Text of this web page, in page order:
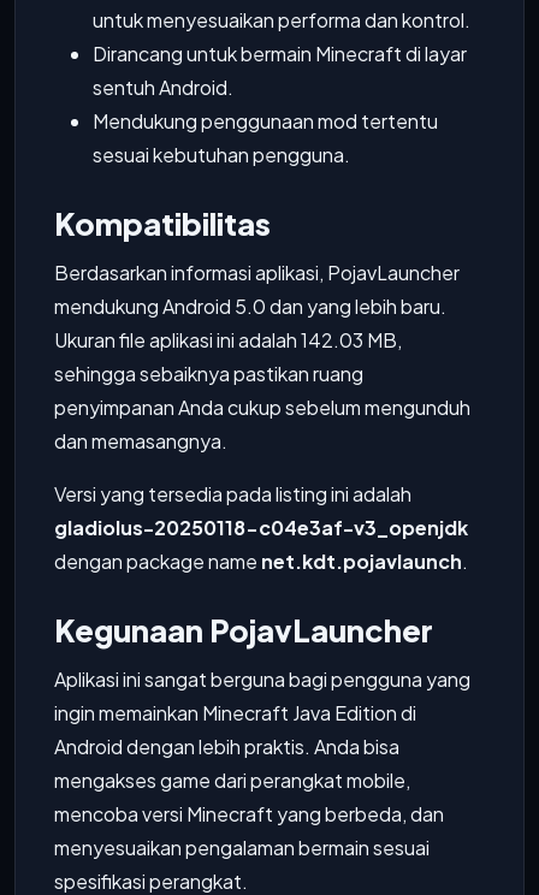
untuk menyesuaikan performa dan kontrol.
Dirancang untuk bermain Minecraft di layar
sentuh Android.
Mendukung penggunaan mod tertentu
sesuai kebutuhan pengguna.
Kompatibilitas
Berdasarkan informasi aplikasi, PojavLauncher
mendukung Android 5.0 dan yang lebih baru.
Ukuran file aplikasi ini adalah 142.03 MB,
sehingga sebaiknya pastikan ruang
penyimpanan Anda cukup sebelum mengunduh
dan memasangnya.
Versi yang tersedia pada listing ini adalah
gladiolus-20250118-c04e3af-v3_openjdk
dengan package name net.kdt.pojavlaunch.
Kegunaan PojavLauncher
Aplikasi ini sangat berguna bagi pengguna yang
ingin memainkan Minecraft Java Edition di
Android dengan lebih praktis. Anda bisa
mengakses game dari perangkat mobile,
mencoba versi Minecraft yang berbeda, dan
menyesuaikan pengalaman bermain sesuai
spesifikasi perangkat.